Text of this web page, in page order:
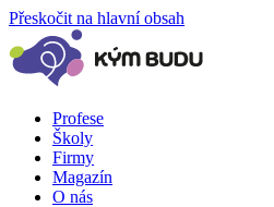
Přeskočit na hlavní obsah
Profese
Školy
Firmy
Magazín
O nás